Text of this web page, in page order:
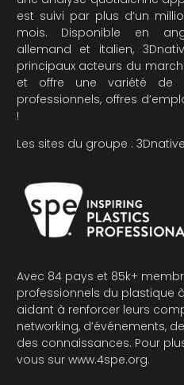
est suivi par plus d’un
mois. Disponible en
allemand et italien,
principaux acteurs du
et offre une variété de
professionnels, offres
!
Les sites du groupe :
Avec 84 pays et 85k+
professionnels du plastique
aidant à renforcer leurs
networking, d’événements,
des connaissances. Pour
vous sur www.4spe.org.